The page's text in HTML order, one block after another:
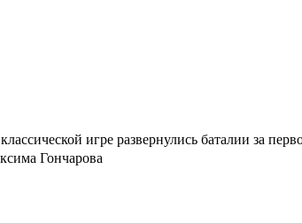
игре развернулись баталии за
Гончарова